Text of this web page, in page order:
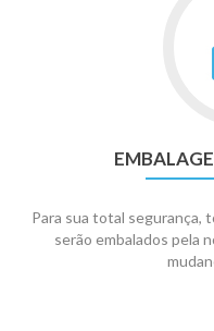
Para sua total segurança,
serão embalados pela